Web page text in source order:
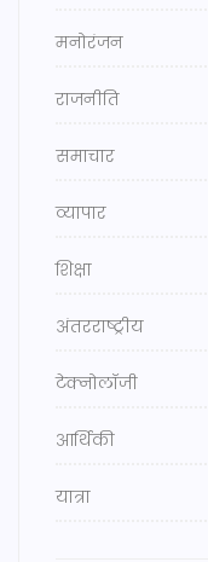
मनोरंजन
राजनीति
समाचार
व्यापार
शिक्षा
अंतरराष्ट्रीय
टेक्नोलॉजी
आर्थिकी
यात्रा